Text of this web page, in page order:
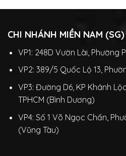
CHI NHÁNH MIỀN NAM (SG)
VP1: 248D Vườn Lài, Phường
VP2: 389/5 Quốc Lộ 13,
VP3: Đường D6, KP Khánh
TPHCM (Bình Dương)
VP4: Số 1 Võ Ngọc Chấn,
(Vũng Tàu)